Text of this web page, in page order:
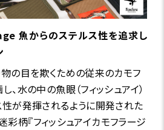
魚からのステルス性を追求し
の目を欺くための従来のカモフ
水の中の魚眼（フィッシュアイ）
が発揮されるように開発された
柄『フィッシュアイカモフラージ